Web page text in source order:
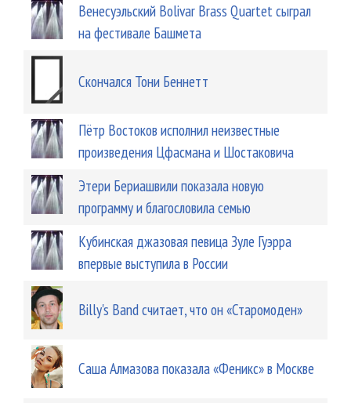
Венесуэльский Bolivar Brass Quartet сыграл
на фестивале Башмета
Скончался Тони Беннетт
Пётр Востоков исполнил неизвестные
произведения Цфасмана и Шостаковича
Этери Бериашвили показала новую
программу и благословила семью
Кубинская джазовая певица Зуле Гуэрра
впервые выступила в России
Billy's Band считает, что он «Старомоден»
Саша Алмазова показала «Феникс» в Москве